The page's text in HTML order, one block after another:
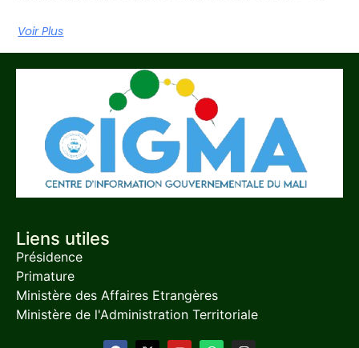
Voir Plus
Liens utiles
Présidence
Primature
Ministère des Affaires Etrangères
Ministère de l'Administration Territoriale